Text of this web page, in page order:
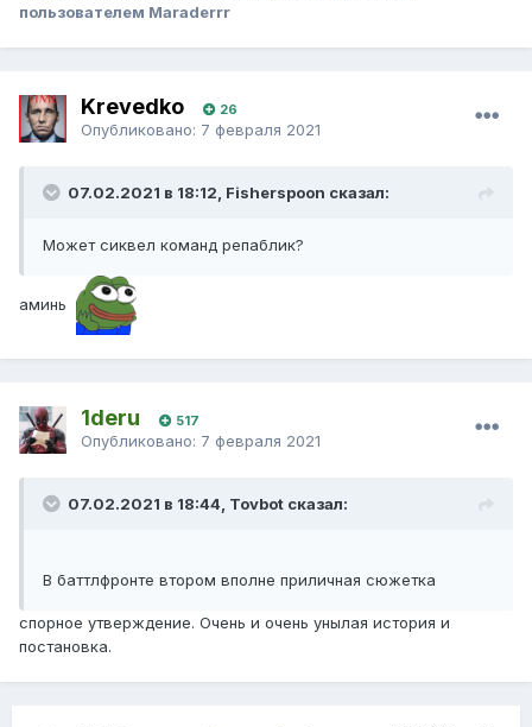
пользователем Maraderrr
Krevedko 26
Опубликовано: 7 февраля 2021
07.02.2021 в 18:12, Fisherspoon сказал:
Может сиквел команд репаблик?
аминь
1deru 517
Опубликовано: 7 февраля 2021
07.02.2021 в 18:44, Tovbot сказал:
В баттлфронте втором вполне приличная сюжетка
спорное утверждение. Очень и очень унылая история и
постановка.